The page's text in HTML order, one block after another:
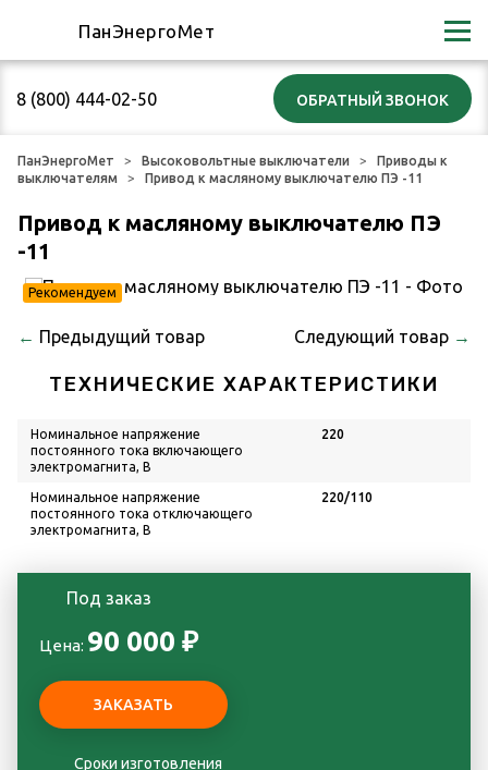
8 (800) 444-02-50
ПанЭнергоМет
ПанЭнергоМет Высоковольтные выключатели
Приводы к
выключателям
Привод к масляному выключателю ПЭ -11
Привод к масляному выключателю ПЭ
-11
Рекомендуем
← Предыдущий товар Следующий товар →
ТЕХНИЧЕСКИЕ ХАРАКТЕРИСТИКИ
Номинальное напряжение
постоянного тока включающего
электромагнита, В
220
Номинальное напряжение
постоянного тока отключающего
электромагнита, В
220/110
Под заказ
Цена: 90 000 ₽
Сроки изготовления